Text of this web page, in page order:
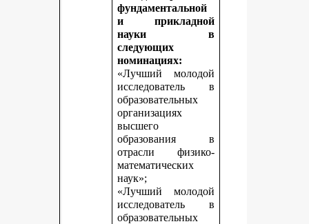
фундаментальной
и прикладной
науки в
следующих
номинациях:
«Лучший молодой
исследователь в
образовательных
организациях
высшего
образования в
отрасли физико-
математических
наук»;
«Лучший молодой
исследователь в
образовательных